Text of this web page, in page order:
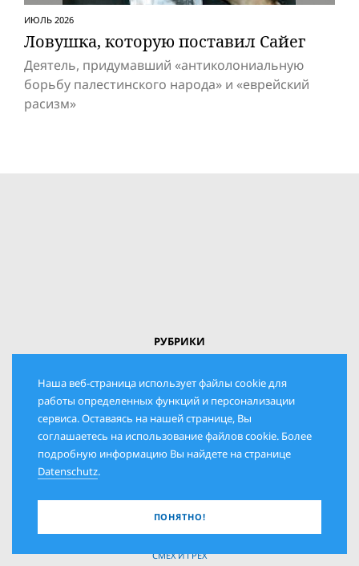
ИЮЛЬ 2026
Ловушка, которую поставил Сайег
Деятель, придумавший «антиколониальную
борьбу палестинского народа» и «eвpeйский
расизм»
РУБРИКИ
ПОЛИТИКА И ОБЩЕСТВО
ДАТЫ И ЛЮДИ
ИСТОРИЯ И СОВРЕМЕННОСТЬ
КУЛЬТУРА И ИСКУССТВО
ЧИТАТЕЛИ И ПИСАТЕЛИ
СМЕХ И ГРЕХ
Наша веб-страница использует файлы cookie для
работы определенных функций и персонализации
сервиса. Оставаясь на нашей странице, Вы
соглашаетесь на использование файлов cookie. Более
подробную информацию Вы найдете на странице
Datenschutz.
ПОНЯТНО!